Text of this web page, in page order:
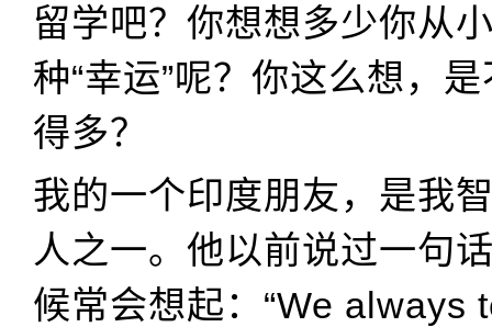
留学吧？你想想多少你从
种“幸运”呢？你这么想，
得多？
我的一个印度朋友，是我
人之一。他以前说过一句
候常会想起：“We always